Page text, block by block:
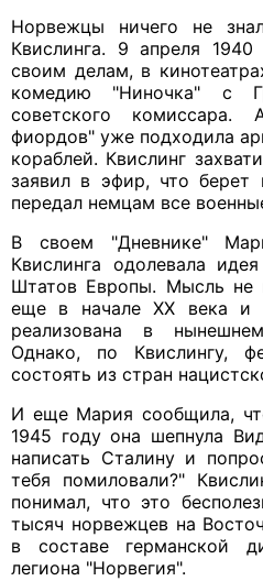
Норвежцы ничего не
Квислинга. 9 апреля
своим делам, в
комедию "Ниночка" с
советского
фиордов" уже подходила
кораблей. Квислинг
заявил в эфир, что
передал немцам все
В своем "Дневнике"
Квислинга одолевала
Штатов Европы. Мысль не
еще в начале ХХ века и
реализована в
Однако, по Квислингу,
состоять из стран
И еще Мария сообщила,
1945 году она шепнула
написать Сталину и
тебя помиловали?"
понимал, что это
тысяч норвежцев на
в составе германской
легиона "Норвегия".